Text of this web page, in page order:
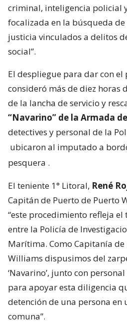
criminal, inteligencia policial
focalizada en la búsqueda
justicia vinculados a delitos
social”.
El despliegue para dar con
consideró más de diez horas
de la lancha de servicio y
“Navarino” de la Armada
detectives y personal de la
ubicaron al imputado a
pesquera .
El teniente 1° Litoral, René
Capitán de Puerto de Puerto
“este procedimiento refleja
entre la Policía de
Marítima. Como Capitanía de
Williams dispusimos del
‘Navarino’, junto con
para apoyar esta diligencia
detención de una persona en
comuna”.